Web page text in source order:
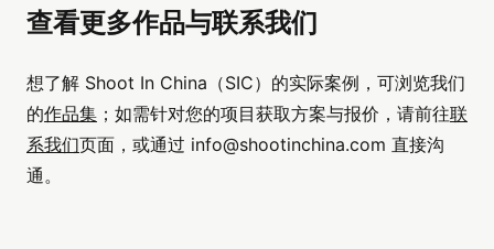
查看更多作品与联系我们
想了解 Shoot In China（SIC）的实际案例，可浏览我们
的作品集 ；如需针对您的项目获取方案与报价，请前往联
系我们页面，或通过 info@shootinchina.com 直接沟
通。